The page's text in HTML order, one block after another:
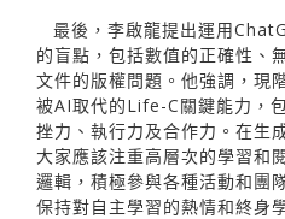
最後，李啟龍提出運用
的盲點，包括數值的正確性、
文件的版權問題。他強調，現
被AI取代的Life-C關鍵能力，
挫力、執行力及合作力。在生
大家應該注重高層次的學習和
邏輯，積極參與各種活動和團
保持對自主學習的熱情和終身